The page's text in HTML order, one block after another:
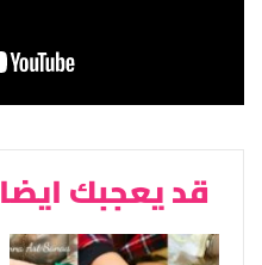
قد يعجبك ايضا